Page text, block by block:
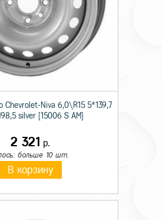
Chevrolet-Niva 6,0\R15 5*139,7
silver [15006 S AM]
2 321 р.
больше 10 шт.
В корзину